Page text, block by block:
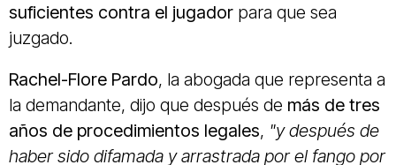
suficientes contra el jugador para que sea
juzgado.
Rachel-Flore Pardo, la abogada que representa a
la demandante, dijo que después de más de tres
años de procedimientos legales, "y después de
haber sido difamada y arrastrada por el fango por